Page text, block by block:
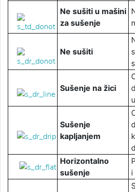
Ne sušiti u mašini
za sušenje
Ne sušiti
Sušenje na žici
Sušenje
kapljanjem
Horizontalno
sušenje
i